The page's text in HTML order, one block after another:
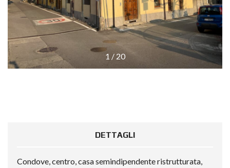
1 / 20
DETTAGLI
Condove, centro, casa semindipendente ristrutturata,